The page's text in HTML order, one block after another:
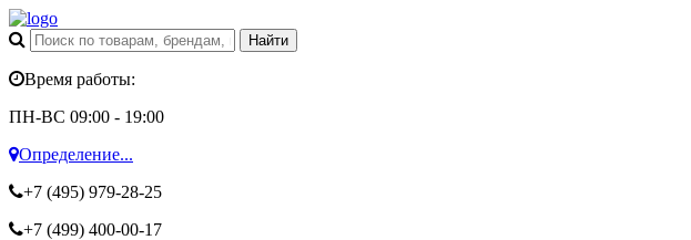
Время работы:
ПН-ВС 09:00 - 19:00
Определение...
+7 (495) 979-28-25
+7 (499) 400-00-17